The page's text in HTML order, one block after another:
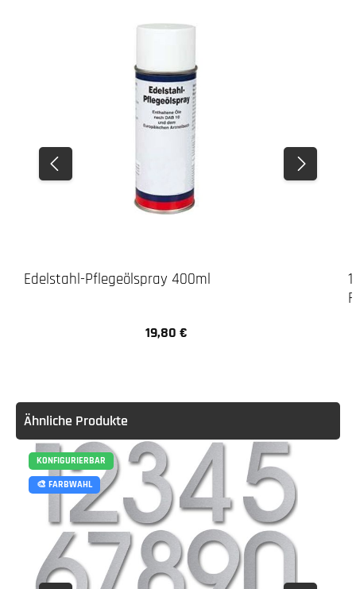
Edelstahl-Pflegeölspray 400ml
Regulärer Preis:
19,80 €
Ähnliche Produkte
KONFIGURIERBAR
🎨 FARBWAHL